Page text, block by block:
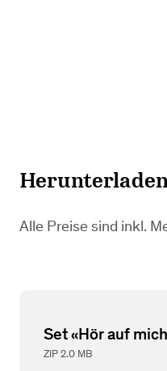
Alle Preise sind inkl.
Set «Hör auf
ZIP 2.0 MB